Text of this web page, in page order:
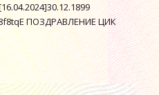
ПОЗДРАВЛЕНИЕ ЦИК